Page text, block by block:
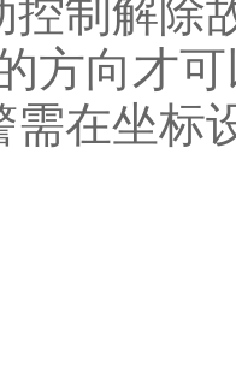
控制解除
方向才
需在坐标